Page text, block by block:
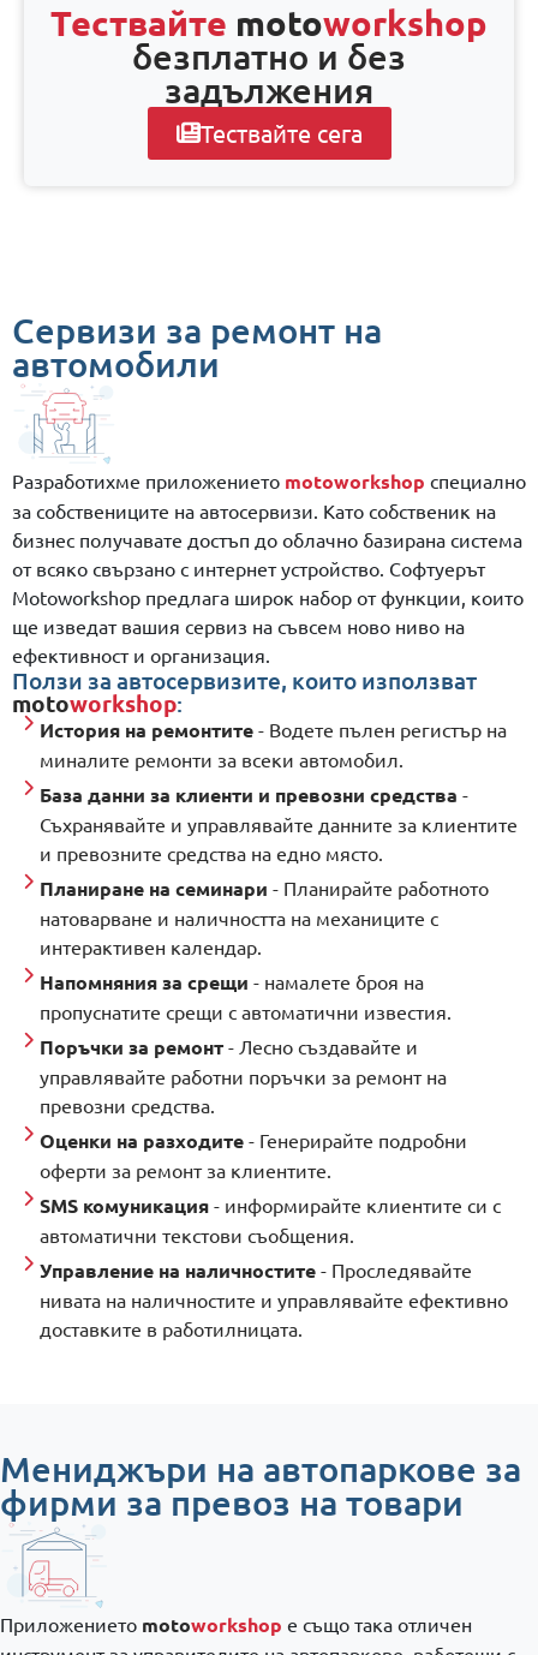
Тествайте motoworkshop
безплатно и без
задължения
Тествайте сега
Сервизи за ремонт на
автомобили
Разработихме приложението motoworkshop специално
за собствениците на автосервизи. Като собственик на
бизнес получавате достъп до облачно базирана система
от всяко свързано с интернет устройство. Софтуерът
Motoworkshop предлага широк набор от функции, които
ще изведат вашия сервиз на съвсем ново ниво на
ефективност и организация.
Ползи за автосервизите, които използват
motoworkshop:
История на ремонтите- Водете пълен регистър на
миналите ремонти за всеки автомобил.
База данни за клиенти и превозни средства -
Съхранявайте и управлявайте данните за клиентите
и превозните средства на едно място.
Планиране на семинари - Планирайте работното
натоварване и наличността на механиците с
интерактивен календар.
Напомняния за срещи - намалете броя на
пропуснатите срещи с автоматични известия.
Поръчки за ремонт- Лесно създавайте и
управлявайте работни поръчки за ремонт на
превозни средства.
Оценки на разходите- Генерирайте подробни
оферти за ремонт за клиентите.
SMS комуникация- информирайте клиентите си с
автоматични текстови съобщения.
Управление на наличностите- Проследявайте
нивата на наличностите и управлявайте ефективно
доставките в работилницата.
Мениджъри на автопаркове за
фирми за превоз на товари
Приложението motoworkshop е също така отличен